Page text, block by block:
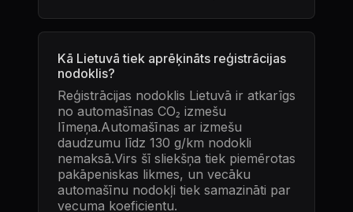
Kā Lietuvā tiek aprēķināts reģistrācijas
nodoklis?
Reģistrācijas nodoklis Lietuvā ir atkarīgs
no automašīnas CO₂ izmešu
līmeņa.Automašīnas ar izmešu
daudzumu līdz 130 g/km nodokli
nemaksā.Virs šī sliekšņa tiek piemērotas
pakāpeniskas likmes, un vecāku
automašīnu nodokļi tiek samazināti par
vecuma koeficientu.